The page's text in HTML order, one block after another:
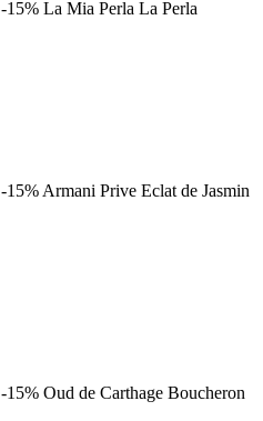
-15% La Mia Perla La Perla
-15% Armani Prive Eclat de Jasmin
-15% Oud de Carthage Boucheron